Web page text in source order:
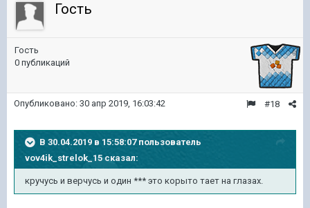
Гость
Гость
0 публикаций
#18
Опубликовано: 30 апр 2019, 16:03:42
В 30.04.2019 в 15:58:07 пользователь
vov4ik_strelok_15сказал:
кручусь и верчусь и один *** это корыто тает на глазах.